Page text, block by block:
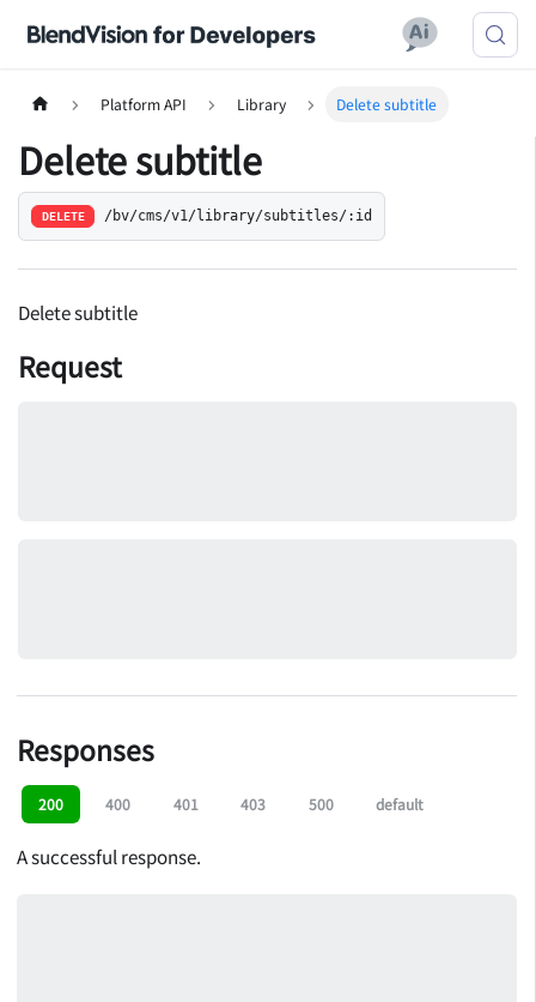
Platform API Library Delete subtitle
Delete subtitle
DELETE /bv/cms/v1/library/subtitles/:id
Delete subtitle
Request
Responses
200 400 401 403 500 default
A successful response.